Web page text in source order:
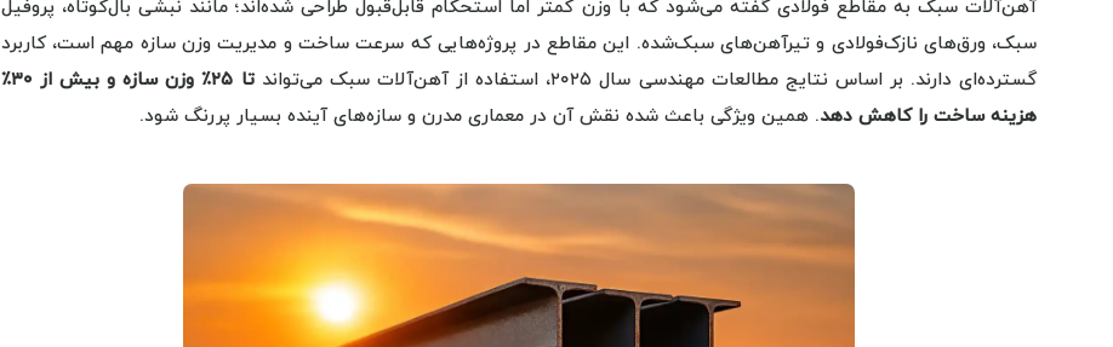
آهن‌آلات سبک به مقاطع فولادی گفته می‌شود که با وزن کمتر اما استحکام قابل‌قبول طراحی شده‌اند؛ مانند نبشی بال‌کوتاه، پروفیل
سبک، ورق‌های نازک‌فولادی و تیرآهن‌های سبک‌شده. این مقاطع در پروژه‌هایی که سرعت ساخت و مدیریت وزن سازه مهم است، کاربرد
گسترده‌ای دارند. بر اساس نتایج مطالعات مهندسی سال ۲۰۲۵، استفاده از آهن‌آلات سبک می‌تواند
تا ۲۵٪ وزن سازه و بیش از ۳۰٪
هزینه ساخت را کاهش دهد. همین ویژگی باعث شده نقش آن در معماری مدرن و سازه‌های آینده بسیار پررنگ شود.